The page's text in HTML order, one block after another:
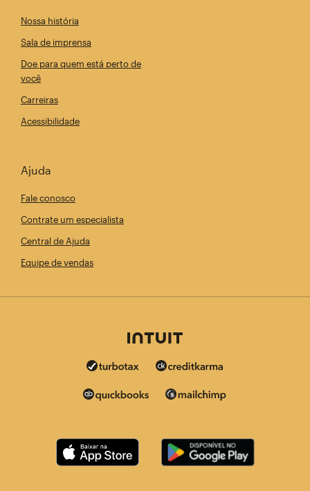
Nossa história
Sala de imprensa
Doe para quem está perto de
você
Carreiras
Acessibilidade
Ajuda
Fale conosco
Contrate um especialista
Central de Ajuda
Equipe de vendas